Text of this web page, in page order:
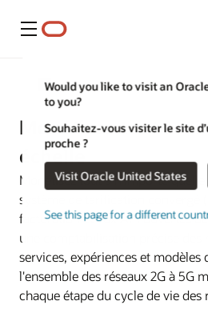
Menu
Would you like to visit an
to you?
Souhaitez-vous visiter le site
proche ?
Visit Oracle United States
See this page for a different
Communications
Monétisez tout à
échelle
Monétisez tout à n'importe
système de tarification convergé
facturation et aux API ouvertes
une comptabilisation précise des
services, expériences et modèles
l'ensemble des réseaux 2G à 5G
chaque étape du cycle de vie des